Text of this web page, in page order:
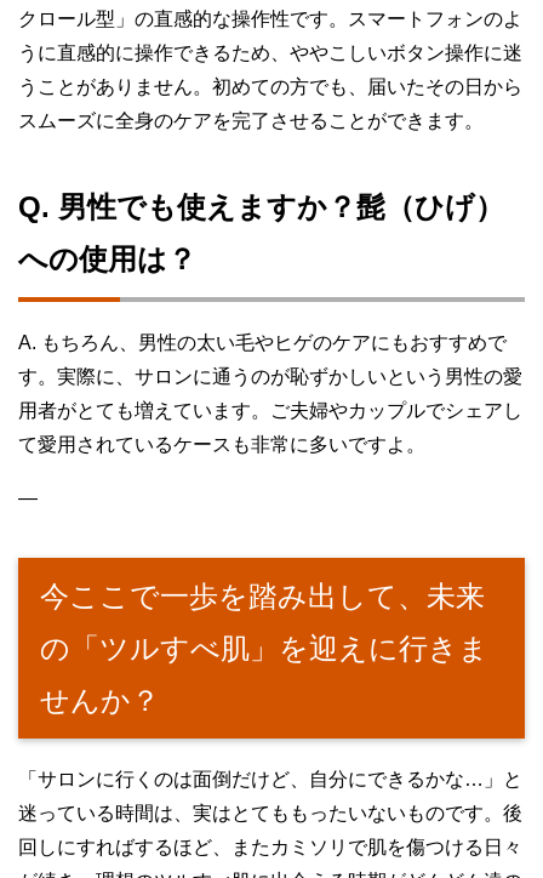
クロール型」の直感的な操作性です。スマートフォンのよ
うに直感的に操作できるため、ややこしいボタン操作に迷
うことがありません。初めての方でも、届いたその日から
スムーズに全身のケアを完了させることができます。
Q. 男性でも使えますか？髭（ひげ）
への使用は？
A. もちろん、男性の太い毛やヒゲのケアにもおすすめで
す。実際に、サロンに通うのが恥ずかしいという男性の愛
用者がとても増えています。ご夫婦やカップルでシェアし
て愛用されているケースも非常に多いですよ。
—
今ここで一歩を踏み出して、未来
の「ツルすべ肌」を迎えに行きま
せんか？
「サロンに行くのは面倒だけど、自分にできるかな…」と
迷っている時間は、実はとてももったいないものです。後
回しにすればするほど、またカミソリで肌を傷つける日々